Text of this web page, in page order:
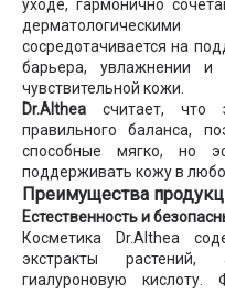
уходе, гармонично
сосредотачивается на
барьера, увлажнении и
чувствительной кожи.
Dr.Althea считает, что
правильного баланса,
способные мягко, но
поддерживать кожу в
Преимущества
Естественность и
Косметика Dr.Althea
экстракты
гиалуроновую